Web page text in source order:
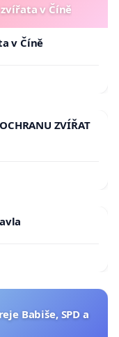
v Číně
v Číně
ZVÍŘAT
Babiše, SPD a